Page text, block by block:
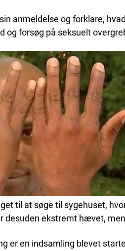
anmeldelse og forklare,
og forsøg på seksuelt
til at søge til sygehuset,
desuden ekstremt hævet,
er en indsamling blevet